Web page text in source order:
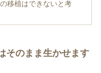
よくある質問
移植はできないと考
そのまま生かせます